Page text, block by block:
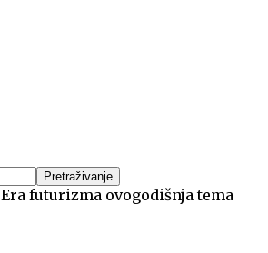
Era futurizma ovogodišnja tema